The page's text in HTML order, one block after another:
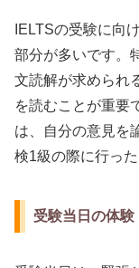
IELTSの受験に向
部分が多いです。
文読解が求められ
を読むことが重要
は、自分の意見を
検1級の際に行っ
受験当日の体験